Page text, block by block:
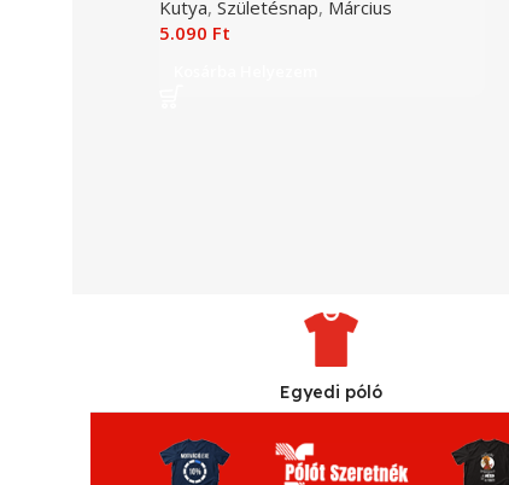
Kutya, Születésnap, Március
5.090 Ft
Egyedi póló